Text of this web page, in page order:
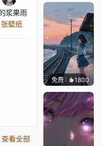
浆果雨
壁纸
查看全部
免费 1800辰东